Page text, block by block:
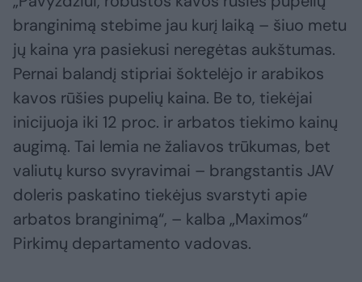
branginimą stebime jau kurį laiką – šiuo metu
jų kaina yra pasiekusi neregėtas aukštumas.
Pernai balandį stipriai šoktelėjo ir arabikos
kavos rūšies pupelių kaina. Be to, tiekėjai
inicijuoja iki 12 proc. ir arbatos tiekimo kainų
augimą. Tai lemia ne žaliavos trūkumas, bet
valiutų kurso svyravimai – brangstantis JAV
doleris paskatino tiekėjus svarstyti apie
arbatos branginimą“, – kalba „Maximos“
Pirkimų departamento vadovas.